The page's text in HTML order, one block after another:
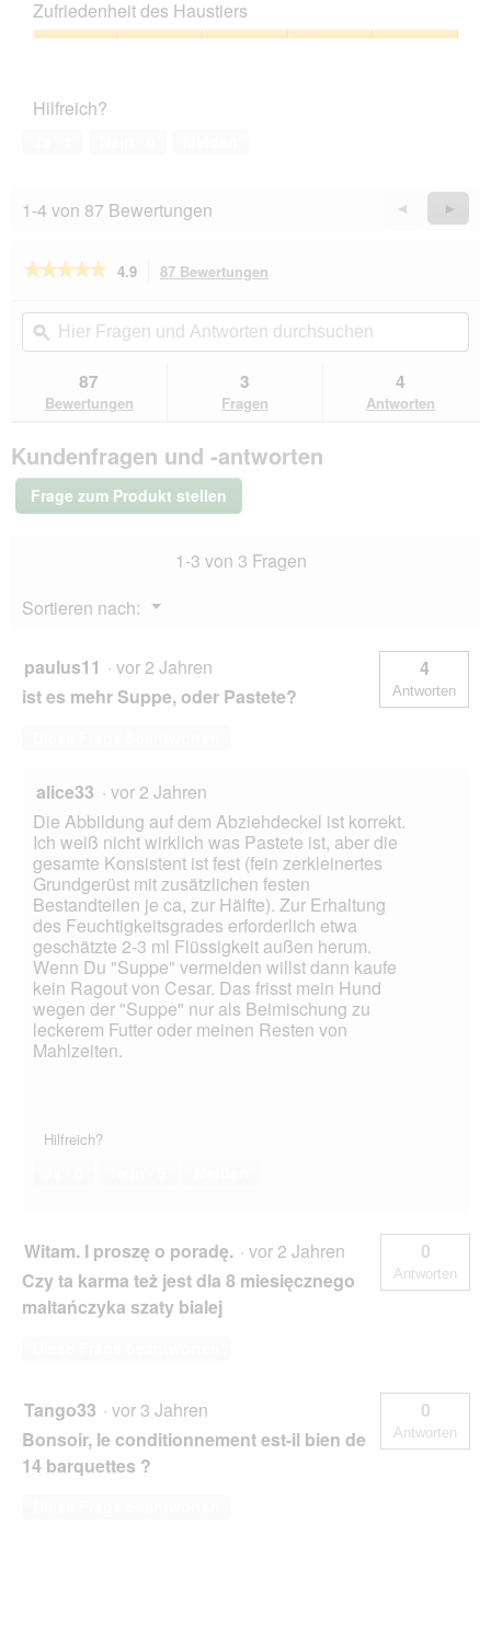
Verhältnis,
4
Zufriedenheit des Haustiers
5
Hilfreich?
1-4 von 87 Bewertungen
Zurück
Reviews
◄
Weiter
►
★★★★★
★★★★★
5
lesen
Cesar
Kalb
und
14x150
4.9 87 Bewertungen
Aktion
navigierst
du
Hier
Fragen
und
Antworten
durchsuchen
ϙ
87
Bewertungen
3
Fragen
4
Antworten
Kundenfragen und -antworten
Frage zum Produkt stellen
1-3 von 3 Fragen
Sortieren nach:
▼
Menü
paulus11 · vor 2 Jahren
ist es mehr Suppe, oder Pastete?
4
Antworten
alice33 · vor 2 Jahren
Die Abbildung auf dem Abziehdeckel ist korrekt.
Ich weiß nicht wirklich was Pastete ist, aber die
gesamte Konsistent ist fest (fein zerkleinertes
Grundgerüst mit zusätzlichen festen
Bestandteilen je ca, zur Hälfte). Zur Erhaltung
des Feuchtigkeitsgrades erforderlich etwa
geschätzte 2-3 ml Flüssigkeit außen herum.
Wenn Du "Suppe" vermeiden willst dann kaufe
kein Ragout von Cesar. Das frisst mein Hund
wegen der "Suppe" nur als Beimischung zu
leckerem Futter oder meinen Resten von
Mahlzeiten.
Hilfreich?
Witam. I proszę o poradę. · vor 2 Jahren
Czy ta karma też jest dla 8 miesięcznego
maltańczyka szaty bialej
0
Antworten
Tango33 · vor 3 Jahren
Bonsoir, le conditionnement est-il bien de
14 barquettes ?
0
Antworten